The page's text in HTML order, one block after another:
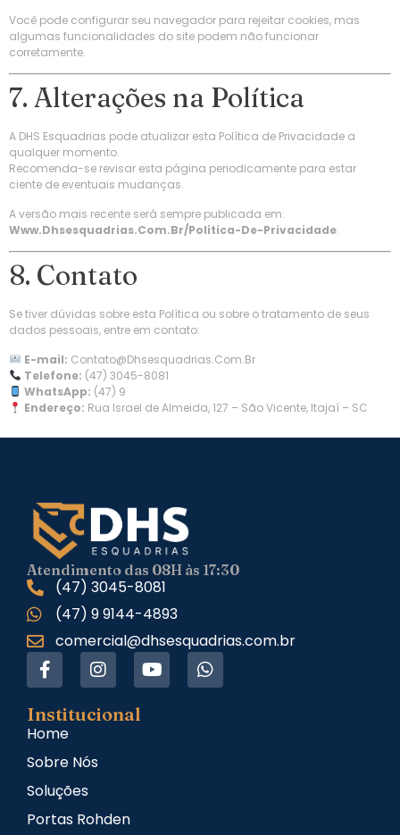
Você pode configurar seu navegador para rejeitar cookies, mas
algumas funcionalidades do site podem não funcionar
corretamente.
7. Alterações na Política
A DHS Esquadrias pode atualizar esta Política de Privacidade a
qualquer momento.
Recomenda-se revisar esta página periodicamente para estar
ciente de eventuais mudanças.
A versão mais recente será sempre publicada em:
Www.dhsesquadrias.com.br/politica-De-Privacidade.
8. Contato
Se tiver dúvidas sobre esta Política ou sobre o tratamento de seus
dados pessoais, entre em contato:
E-mail: Contato@dhsesquadrias.com.br
Telefone: (47) 3045-8081
WhatsApp: (47) 9
Endereço: Rua Israel de Almeida, 127 – São Vicente, Itajaí – SC
Atendimento das 08H às 17:30
(47) 3045-8081
(47) 9 9144-4893
comercial@dhsesquadrias.com.br
Institucional
Home
Sobre Nós
Soluções
Portas Rohden